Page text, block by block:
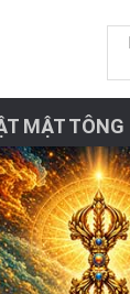
MẬT TÔNG